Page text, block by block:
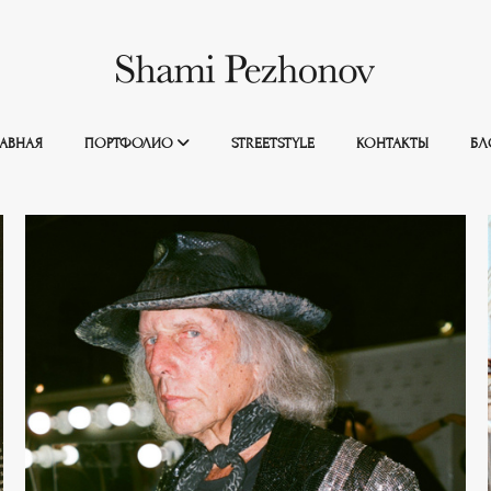
ПОРТФОЛИО STREETSTYLE КОНТАКТЫ